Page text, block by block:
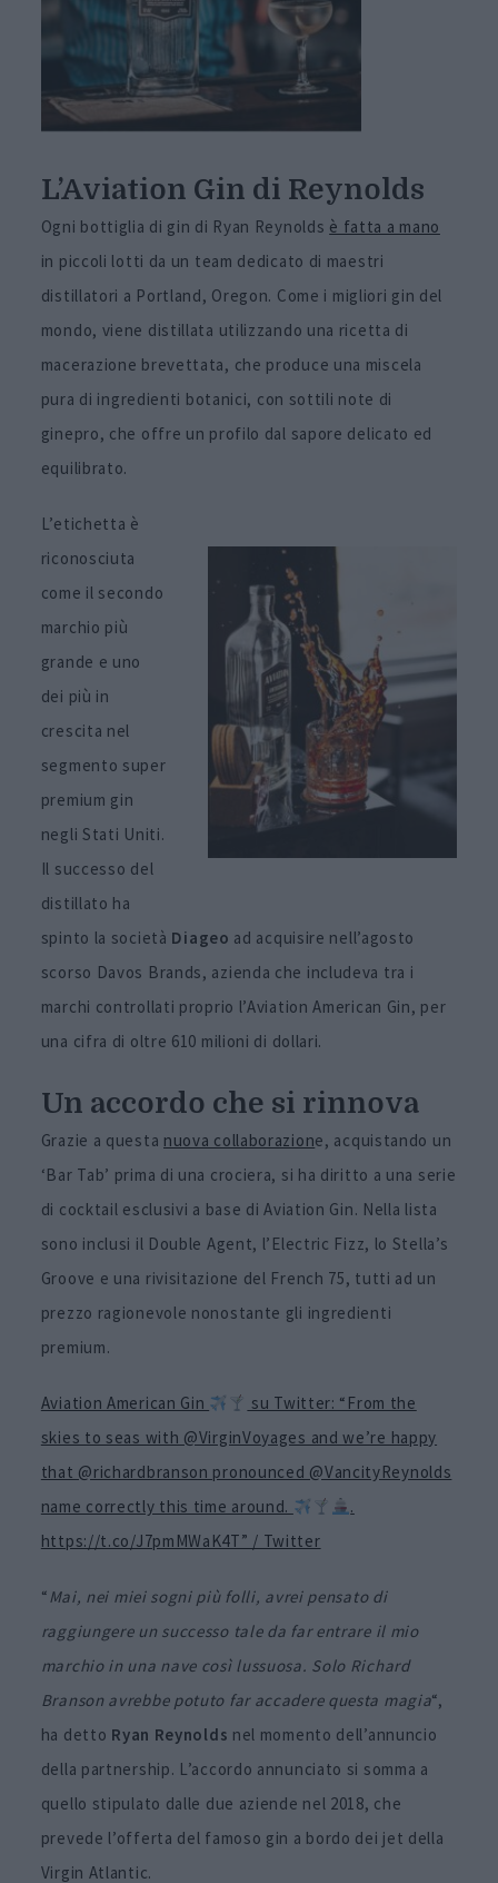
L’Aviation Gin di Reynolds
Ogni bottiglia di gin di Ryan Reynolds è fatta a mano
in piccoli lotti da un team dedicato di maestri
distillatori a Portland, Oregon. Come i migliori gin del
mondo, viene distillata utilizzando una ricetta di
macerazione brevettata, che produce una miscela
pura di ingredienti botanici, con sottili note di
ginepro, che offre un profilo dal sapore delicato ed
equilibrato.
L’etichetta è
riconosciuta
come il secondo
marchio più
grande e uno
dei più in
crescita nel
segmento super
premium gin
negli Stati Uniti.
Il successo del
distillato ha
spinto la società Diageo ad acquisire nell’agosto
scorso Davos Brands, azienda che includeva tra i
marchi controllati proprio l’Aviation American Gin, per
una cifra di oltre 610 milioni di dollari.
Un accordo che si rinnova
Grazie a questa nuova collaborazione, acquistando un
‘Bar Tab’ prima di una crociera, si ha diritto a una serie
di cocktail esclusivi a base di Aviation Gin. Nella lista
sono inclusi il Double Agent, l’Electric Fizz, lo Stella’s
Groove e una rivisitazione del French 75, tutti ad un
prezzo ragionevole nonostante gli ingredienti
premium.
Aviation American Gin
su Twitter: “From the
skies to seas with @VirginVoyages and we’re happy
that @richardbranson pronounced @VancityReynolds
name correctly this time around.
.
https://t.co/J7pmMWaK4T” / Twitter
“Mai, nei miei sogni più folli, avrei pensato di
raggiungere un successo tale da far entrare il mio
marchio in una nave così lussuosa. Solo Richard
Branson avrebbe potuto far accadere questa magia“,
ha detto Ryan Reynolds nel momento dell’annuncio
della partnership. L’accordo annunciato si somma a
quello stipulato dalle due aziende nel 2018, che
prevede l’offerta del famoso gin a bordo dei jet della
Virgin Atlantic.